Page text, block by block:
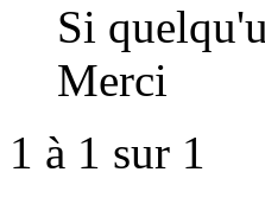
Si
Merci
1 à 1 sur 1